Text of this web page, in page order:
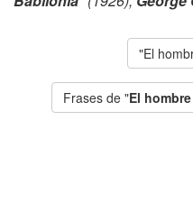
"El
Frases de "El